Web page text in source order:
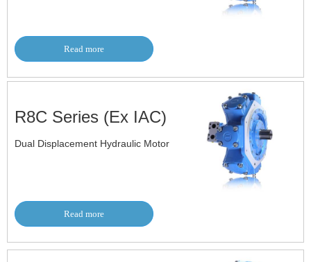
Read more
R8C Series (Ex IAC)
Dual Displacement Hydraulic Motor
Read more